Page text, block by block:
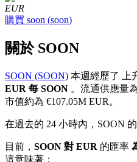
幣本位永續
以數字貨幣為保證金的
EUR
購買 soon (soon)
關於 SOON
SOON (SOON) 本週經歷了 上
EUR 每 SOON 。流通供應量
市值約為 €107.05M EUR。
在過去的 24 小時內，SOON
目前， SOON 對 EUR 的匯率
這意味著：